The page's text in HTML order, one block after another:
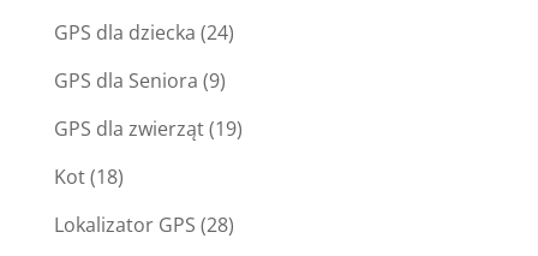
GPS dla dziecka (24)
GPS dla Seniora (9)
GPS dla zwierząt(19)
Kot(18)
Lokalizator GPS (28)